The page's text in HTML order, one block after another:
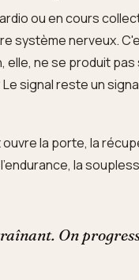
ou en cours
système nerveux.
ne se produit pas
signal reste un
la porte, la
la
On